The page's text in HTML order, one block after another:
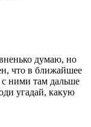
думаю, но
что в ближайшее
ними там дальше
угадай, какую